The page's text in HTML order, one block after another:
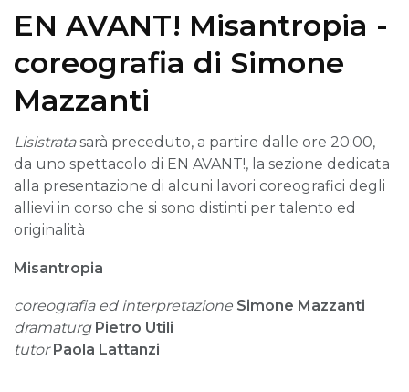
EN AVANT! Misantropia -
coreografia di Simone
Mazzanti
Lisistratasarà preceduto, a partire dalle ore 20:00,
da uno spettacolo di EN AVANT!, la sezione dedicata
alla presentazione di alcuni lavori coreografici degli
allievi in corso che si sono distinti per talento ed
originalità
Misantropia
coreografia ed interpretazione Simone Mazzanti
dramaturg Pietro Utili
tutor Paola Lattanzi